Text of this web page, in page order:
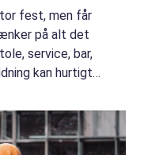
fest, men får
på alt det
service, bar,
kan hurtigt
gøre forskell...